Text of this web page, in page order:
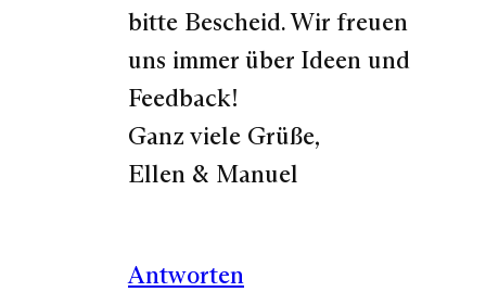
bitte Bescheid. Wir freuen
uns immer über Ideen und
Feedback!
Ganz viele Grüße,
Ellen & Manuel
Antworten